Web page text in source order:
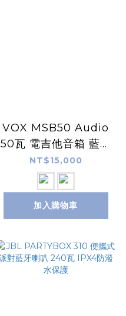
VOX MSB50 Audio
50瓦 電吉他音箱 藍牙
音箱 MINI
SUPERBEETLE 經典
黑/象牙白 贈 Vox
Amplug2
NT$15,000
加入購物車